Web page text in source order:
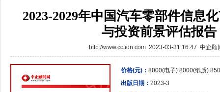
2023-2029年中国汽车零部件信息
与投资前景评估报告
http://www.cction.com 2023-03-31 16:47 中企顾
价格(元)： 8000(电子) 8000(纸质)
出版日期： 2023-3